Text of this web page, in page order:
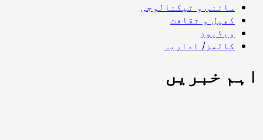
سائنس و ٹیکنالوجی
کھیل و ثقافت
ویڈیوز
کالمز/ اداریہ
اہم خبریں